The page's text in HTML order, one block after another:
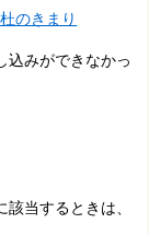
のきまり
みができなかっ
当するときは、